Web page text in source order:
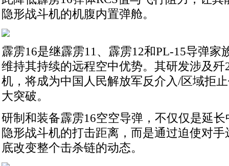
隐形战斗机的机腹内置弹舱。
霹雳16是继霹雳11、霹雳12和PL-15导弹家
维持其持续的远程空中优势。其研发涉及歼
机，将成为中国人民解放军反介入/区域拒
大突破。
研制和装备霹雳16空空导弹，不仅仅是延
隐形战斗机的打击距离，而是通过迫使对
底改变整个击杀链的动态。